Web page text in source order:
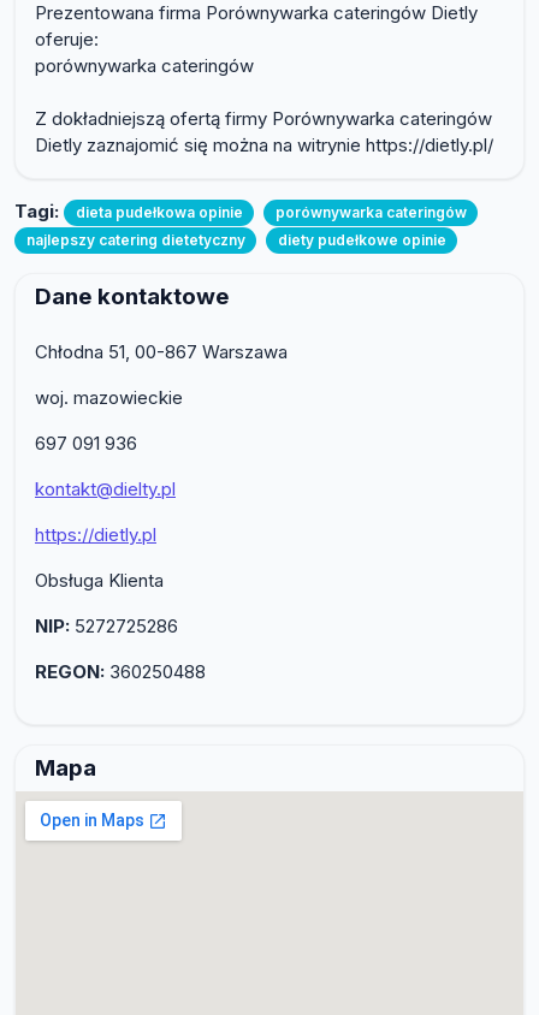
Prezentowana firma Porównywarka cateringów Dietly
oferuje:
porównywarka cateringów
Z dokładniejszą ofertą firmy Porównywarka cateringów
Dietly zaznajomić się można na witrynie https://dietly.pl/
Tagi: dieta pudełkowa opinie
porównywarka cateringów
najlepszy catering dietetyczny
diety pudełkowe opinie
Dane kontaktowe
Chłodna 51, 00-867 Warszawa
woj. mazowieckie
697 091 936
kontakt@dielty.pl
https://dietly.pl
Obsługa Klienta
NIP: 5272725286
REGON: 360250488
Mapa